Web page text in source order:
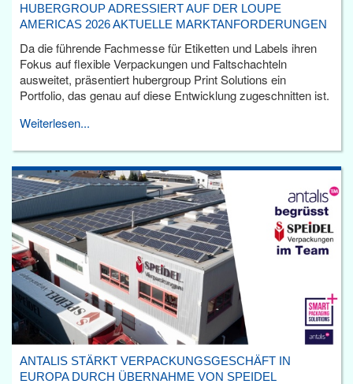
HUBERGROUP ADRESSIERT AUF DER LOUPE
AMERICAS 2026 AKTUELLE MARKTANFORDERUNGEN
Da die führende Fachmesse für Etiketten und Labels ihren
Fokus auf flexible Verpackungen und Faltschachteln
ausweitet, präsentiert hubergroup Print Solutions ein
Portfolio, das genau auf diese Entwicklung zugeschnitten ist.
Weiterlesen...
ANTALIS STÄRKT VERPACKUNGSGESCHÄFT IN
EUROPA DURCH ÜBERNAHME VON SPEIDEL